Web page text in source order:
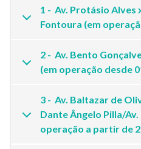
1 - Av. Protásio Alves
Fontoura (em
2 - Av. Bento
(em operação desde
3 - Av. Baltazar de
Dante Ângelo Pilla/
operação a partir de